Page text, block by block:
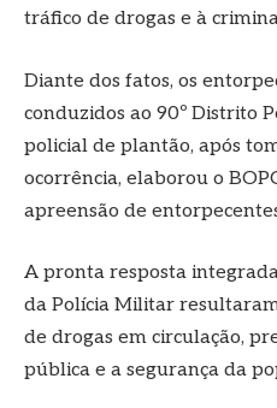
tráfico de drogas e à
Diante dos fatos, os
conduzidos ao 90º Distrito
policial de plantão, após
ocorrência, elaborou o
apreensão de
A pronta resposta
da Polícia Militar
de drogas em circulação,
pública e a segurança da